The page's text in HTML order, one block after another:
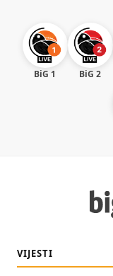
BiG 1 BiG 2
VIJESTI